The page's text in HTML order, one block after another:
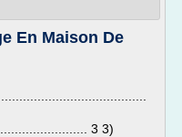
En Maison De
3 3)